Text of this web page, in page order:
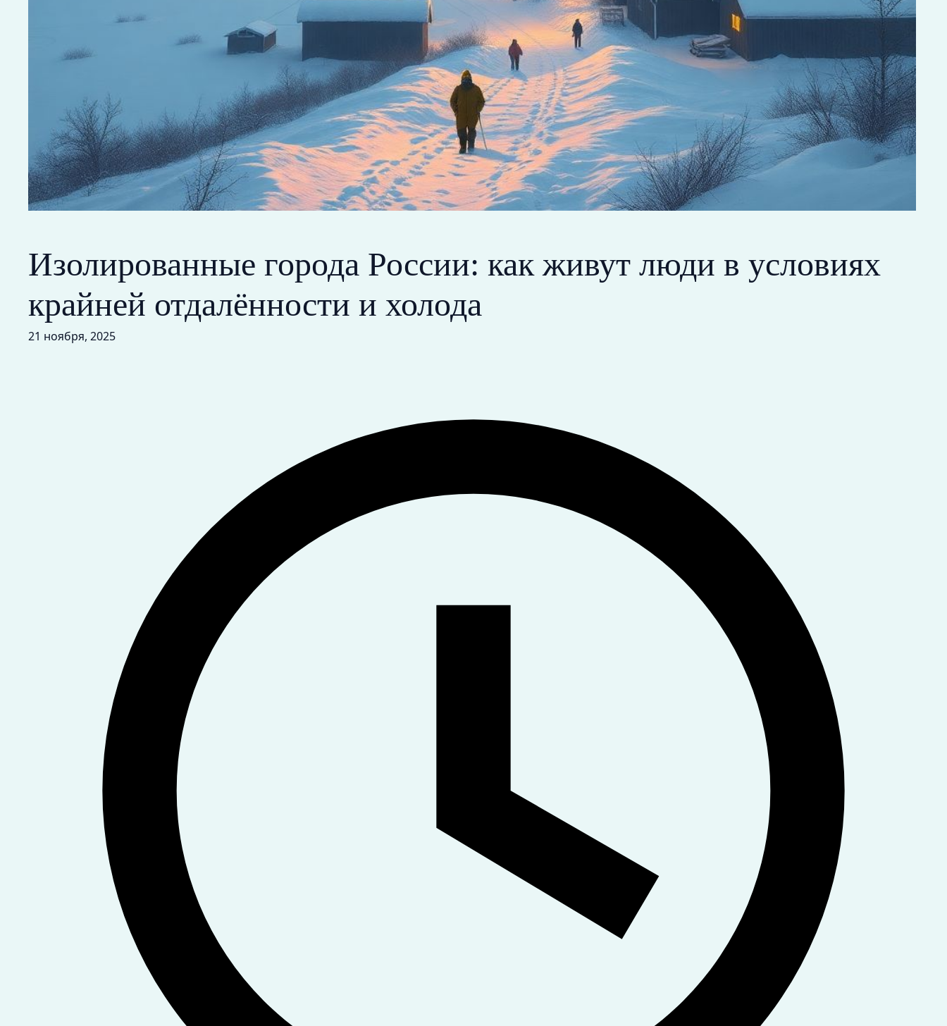
Изолированные города России: как живут люди в условиях
крайней отдалённости и холода
21 ноября, 2025